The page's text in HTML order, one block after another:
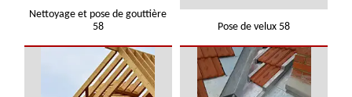
Nettoyage et pose de gouttière
58
Pose de velux 58